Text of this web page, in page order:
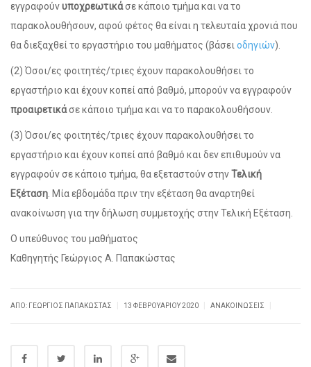
εγγραφούνυποχρεωτικάσε κάποιο τμήμα και να το
παρακολουθήσουν, αφού φέτος θα είναι η τελευταία χρονιά που
θα διεξαχθεί το εργαστήριο του μαθήματος (βάσει οδηγιών).
(2) Όσοι/ες φοιτητές/τριες έχουν παρακολουθήσει το
εργαστήριο και έχουν κοπεί από βαθμό, μπορούν να εγγραφούν
προαιρετικάσε κάποιο τμήμα και να το παρακολουθήσουν.
(3) Όσοι/ες φοιτητές/τριες έχουν παρακολουθήσει το
εργαστήριο και έχουν κοπεί από βαθμό και δεν επιθυμούν να
εγγραφούν σε κάποιο τμήμα, θα εξεταστούν στηνΤελική
Εξέταση . Μία εβδομάδα πριν την εξέταση θα αναρτηθεί
ανακοίνωση για την δήλωση συμμετοχής στην Τελική Εξέταση.
Ο υπεύθυνος του μαθήματος
Καθηγητής Γεώργιος Α. Παπακώστας
ΑΠΌ: ΓΕΏΡΓΙΟΣ ΠΑΠΑΚΏΣΤΑΣ 13 ΦΕΒΡΟΥΑΡΊΟΥ 2020 ΑΝΑΚΟΙΝΏΣΕΙΣ